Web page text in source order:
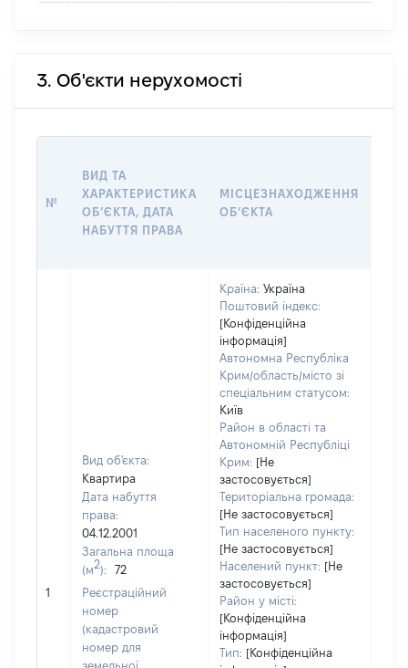
3. Об'єкти нерухомості
№
ВИД ТА
ХАРАКТЕРИСТИКА
ОБʼЄКТА, ДАТА
НАБУТТЯ ПРАВА
МІСЦЕЗНАХОДЖЕННЯ
ОБʼЄКТА
1
Вид об'єкта:
Квартира
Дата набуття
права:
04.12.2001
Загальна площа
(м2):
72
Реєстраційний
номер
(кадастровий
номер для
земельної
Країна: Україна
Поштовий індекс:
[Конфіденційна
інформація]
Автономна Республіка
Крим/область/місто зі
спеціальним статусом:
Київ
Район в області та
Автономній Республіці
Крим: [Не
застосовується]
Територіальна громада:
[Не застосовується]
Тип населеного пункту:
[Не застосовується]
Населений пункт: [Не
застосовується]
Район у місті:
[Конфіденційна
інформація]
Тип: [Конфіденційна